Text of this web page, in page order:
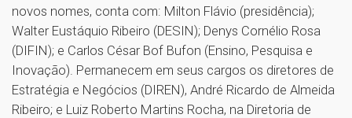
novos nomes, conta com: Milton Flávio (presidência);
Walter Eustáquio Ribeiro (DESIN); Denys Cornélio Rosa
(DIFIN); e Carlos César Bof Bufon (Ensino, Pesquisa e
Inovação). Permanecem em seus cargos os diretores de
Estratégia e Negócios (DIREN), André Ricardo de Almeida
Ribeiro; e Luiz Roberto Martins Rocha, na Diretoria de